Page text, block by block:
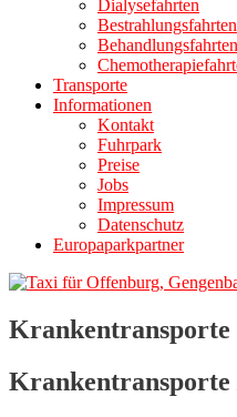
Dialysefahrten
Bestrahlungsfahrten
Behandlungsfahrten
Transporte
Informationen
Kontakt
Fuhrpark
Preise
Jobs
Impressum
Datenschutz
Europaparkpartner
Krankentransporte